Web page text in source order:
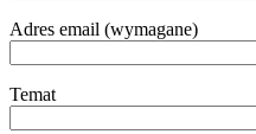
Adres email (wymagane)
Temat